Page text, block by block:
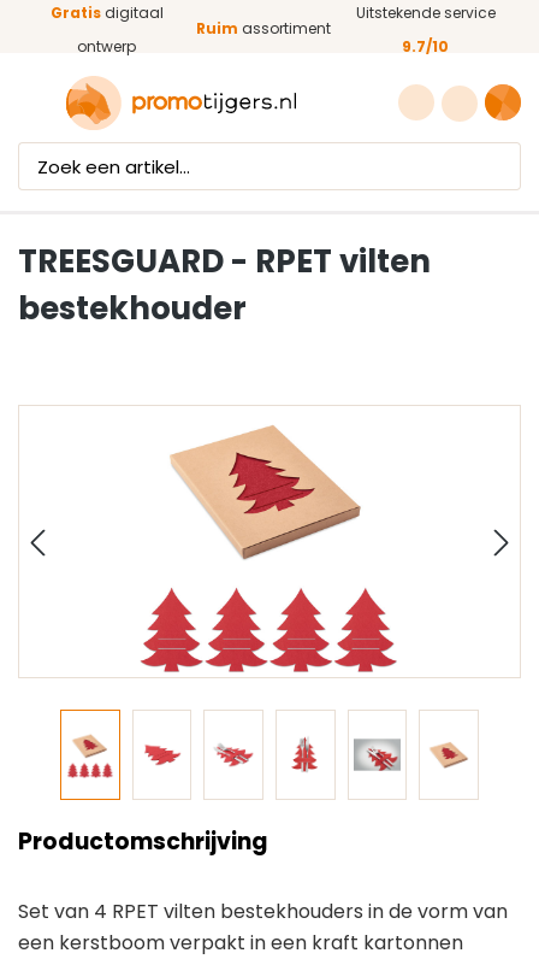
Ga naar de hoofdinhoud
Gratisdigitaal
ontwerp
Ruim assortiment
Uitstekende service
9.7/10
TREESGUARD - RPET vilten
bestekhouder
Afbeeldingengalerij overslaan
Productomschrijving
Set van 4 RPET vilten bestekhouders in de vorm van
een kerstboom verpakt in een kraft kartonnen